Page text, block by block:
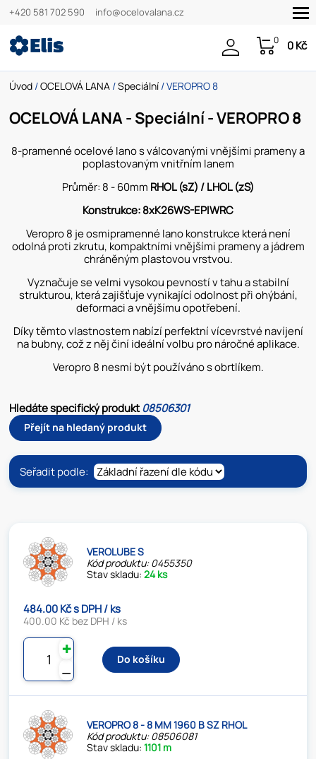
+420 581 702 590 info@ocelovalana.cz
0 0 Kč
Úvod /OCELOVÁ LANA /Speciální / VEROPRO 8
OCELOVÁ LANA - Speciální - VEROPRO 8
8-pramenné ocelové lano s válcovanými vnějšími prameny a
poplastovaným vnitřním lanem
Průměr: 8 - 60mm RHOL (sZ) / LHOL (zS)
Konstrukce: 8xK26WS-EPIWRC
Veropro 8 je osmipramenné lano konstrukce která není
odolná proti zkrutu, kompaktními vnějšími prameny a jádrem
chráněným plastovou vrstvou.
Vyznačuje se velmi vysokou pevností v tahu a stabilní
strukturou, která zajišťuje vynikající odolnost při ohýbání,
deformaci a vnějšímu opotřebení.
Díky těmto vlastnostem nabízí perfektní vícevrstvé navíjení
na bubny, což z něj činí ideální volbu pro náročné aplikace.
Veropro 8 nesmí být používáno s obrtlíkem.
Hledáte specifický produkt08506301
Přejít na hledaný produkt
Seřadit podle:
VEROLUBE S
Kód produktu: 0455350
Stav skladu:24 ks
484.00 Kč s DPH / ks
400.00 Kč bez DPH / ks
⚊
✚
Do košíku
VEROPRO 8 - 8 MM 1960 B SZ RHOL
Kód produktu: 08506081
Stav skladu:1101 m